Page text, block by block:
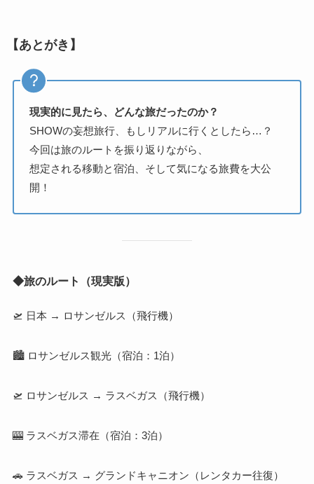
【あとがき】
現実的に見たら、どんな旅だったのか？
SHOWの妄想旅行、もしリアルに行くとしたら…？
今回は旅のルートを振り返りながら、
想定される移動と宿泊、そして気になる旅費を大公
開！
◆旅のルート（現実版）
🛫 日本 → ロサンゼルス（飛行機）
🏙 ロサンゼルス観光（宿泊：1泊）
🛫 ロサンゼルス → ラスベガス（飛行機）
🎰 ラスベガス滞在（宿泊：3泊）
🚗 ラスベガス → グランドキャニオン（レンタカー往復）